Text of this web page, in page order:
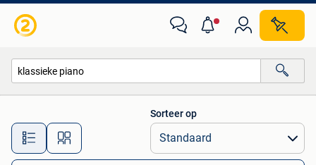
Alle afstanden…
Sorteer op